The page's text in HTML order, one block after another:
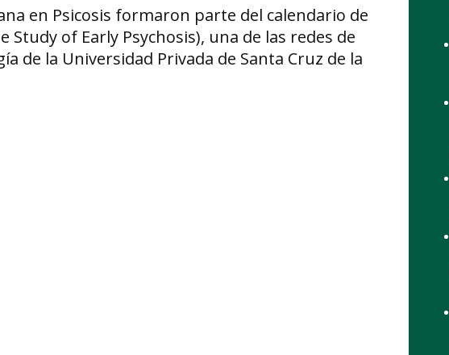
en Psicosis formaron parte del calendario de
of Early Psychosis), una de las redes de
de la Universidad Privada de Santa Cruz de la